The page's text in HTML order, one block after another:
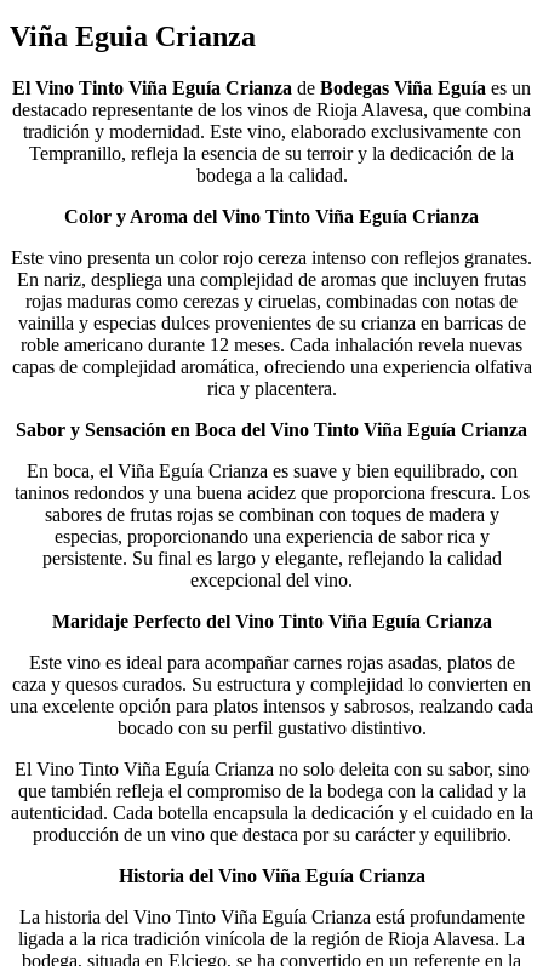
Viña Eguia Crianza
El Vino Tinto Viña Eguía Crianza de Bodegas Viña Eguía es un
destacado representante de los vinos de Rioja Alavesa, que combina
tradición y modernidad. Este vino, elaborado exclusivamente con
Tempranillo, refleja la esencia de su terroir y la dedicación de la
bodega a la calidad.
Color y Aroma del Vino Tinto Viña Eguía Crianza
Este vino presenta un color rojo cereza intenso con reflejos granates.
En nariz, despliega una complejidad de aromas que incluyen frutas
rojas maduras como cerezas y ciruelas, combinadas con notas de
vainilla y especias dulces provenientes de su crianza en barricas de
roble americano durante 12 meses. Cada inhalación revela nuevas
capas de complejidad aromática, ofreciendo una experiencia olfativa
rica y placentera​.
Sabor y Sensación en Boca del Vino Tinto Viña Eguía Crianza
En boca, el Viña Eguía Crianza es suave y bien equilibrado, con
taninos redondos y una buena acidez que proporciona frescura. Los
sabores de frutas rojas se combinan con toques de madera y
especias, proporcionando una experiencia de sabor rica y
persistente. Su final es largo y elegante, reflejando la calidad
excepcional del vino​.
Maridaje Perfecto del Vino Tinto Viña Eguía Crianza
Este vino es ideal para acompañar carnes rojas asadas, platos de
caza y quesos curados. Su estructura y complejidad lo convierten en
una excelente opción para platos intensos y sabrosos, realzando cada
bocado con su perfil gustativo distintivo.
El Vino Tinto Viña Eguía Crianza no solo deleita con su sabor, sino
que también refleja el compromiso de la bodega con la calidad y la
autenticidad. Cada botella encapsula la dedicación y el cuidado en la
producción de un vino que destaca por su carácter y equilibrio​​.
Historia del Vino Viña Eguía Crianza
La historia del Vino Tinto Viña Eguía Crianza está profundamente
ligada a la rica tradición vinícola de la región de Rioja Alavesa. La
bodega, situada en Elciego, se ha convertido en un referente en la